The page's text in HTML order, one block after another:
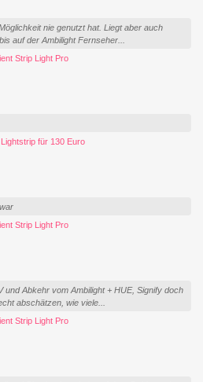
nie genutzt hat. Liegt aber auch
auf der Ambilight Fernseher...
Strip Light Pro
für 130 Euro
Strip Light Pro
Abkehr vom Ambilight + HUE, Signify doch
abschätzen, wie viele...
Strip Light Pro